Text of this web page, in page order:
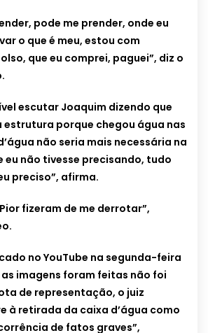
pode me prender, onde eu
o que é meu, estou com
que eu comprei, paguei”, diz o
escutar Joaquim dizendo que
porque chegou água nas
não seria mais necessária na
eu não tivesse precisando, tudo
preciso”, afirma.
fizeram de me derrotar”,
no YouTube na segunda-feira
imagens foram feitas não foi
de representação, o juiz
à retirada da caixa d’água como
de fatos graves”,